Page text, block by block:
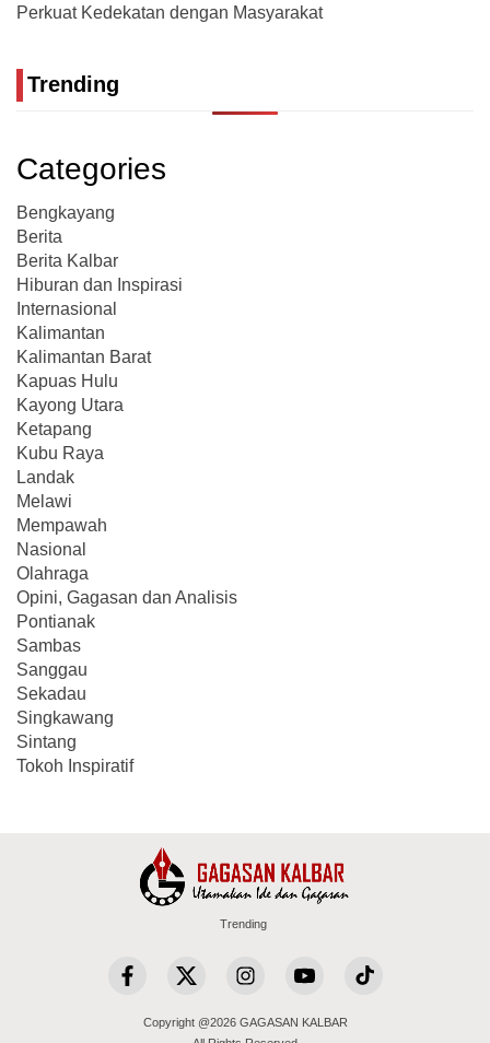
Perkuat Kedekatan dengan Masyarakat
Trending
Categories
Bengkayang
Berita
Berita Kalbar
Hiburan dan Inspirasi
Internasional
Kalimantan
Kalimantan Barat
Kapuas Hulu
Kayong Utara
Ketapang
Kubu Raya
Landak
Melawi
Mempawah
Nasional
Olahraga
Opini, Gagasan dan Analisis
Pontianak
Sambas
Sanggau
Sekadau
Singkawang
Sintang
Tokoh Inspiratif
Trending
Copyright @2026 GAGASAN KALBAR